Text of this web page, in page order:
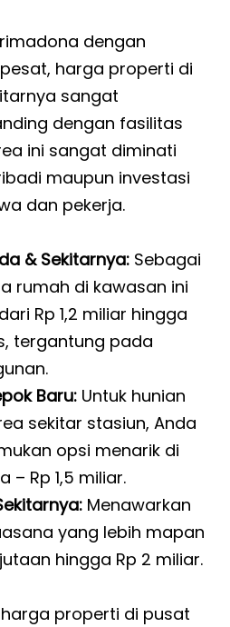
dengan
harga properti di
sangat
dengan fasilitas
ini sangat diminati
maupun investasi
dan pekerja.
& Sekitarnya: Sebagai
rumah di kawasan ini
Rp 1,2 miliar hingga
tergantung pada
Baru: Untuk hunian
sekitar stasiun, Anda
opsi menarik di
– Rp 1,5 miliar.
Menawarkan
yang lebih mapan
hingga Rp 2 miliar.
properti di pusat